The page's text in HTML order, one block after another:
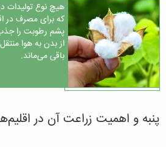
هیچ نوع تولیدات
که برای مصرف در
پشم رطوبت را
از بدن به هوا
باقی می‌ماند.
پنبه و اهمیت زراعت آن در